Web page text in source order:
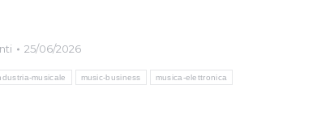
25/06/2026
musicale music-business musica-elettronica